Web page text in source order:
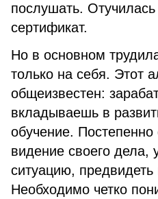
послушать.
сертификат.
Но в основном
только на себя. Этот
общеизвестен:
вкладываешь в
обучение.
видение своего дела,
ситуацию, предвидеть
Необходимо четко